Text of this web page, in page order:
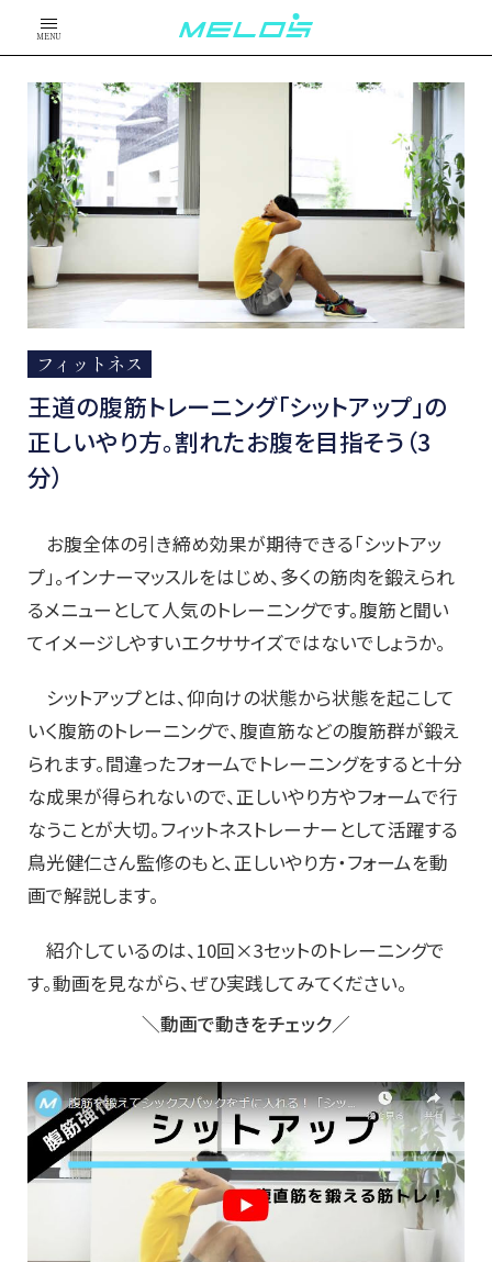
MENU
フィットネス
王道の腹筋トレーニング「シットアップ」の
正しいやり方。割れたお腹を目指そう（3
分）
お腹全体の引き締め効果が期待できる「シットアッ
プ」。インナーマッスルをはじめ、多くの筋肉を鍛えられ
るメニューとして人気のトレーニングです。腹筋と聞い
てイメージしやすいエクササイズではないでしょうか。
シットアップとは、仰向けの状態から状態を起こして
いく腹筋のトレーニングで、腹直筋などの腹筋群が鍛え
られます。間違ったフォームでトレーニングをすると十分
な成果が得られないので、正しいやり方やフォームで行
なうことが大切。フィットネストレーナーとして活躍する
鳥光健仁さん監修のもと、正しいやり方・フォームを動
画で解説します。
紹介しているのは、10回×3セットのトレーニングで
す。動画を見ながら、ぜひ実践してみてください。
＼動画で動きをチェック／